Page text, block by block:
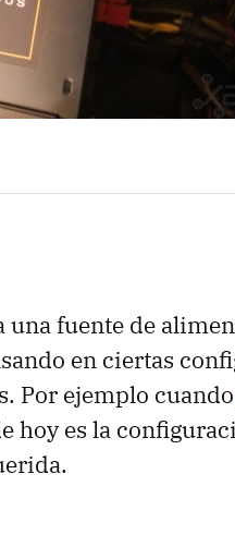
una fuente de
en ciertas
Por ejemplo cuando
hoy es la